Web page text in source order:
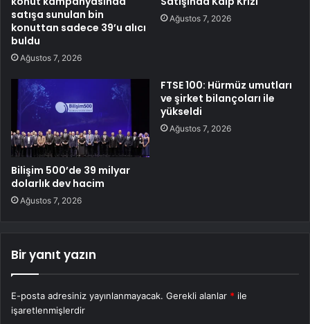
satışa sunulan bin
konuttan sadece 39’u alıcı
buldu
Ağustos 7, 2026
Ağustos 7, 2026
Bilişim 500’de 39 milyar
dolarlık dev hacim
Ağustos 7, 2026
FTSE 100: Hürmüz umutları
ve şirket bilançoları ile
yükseldi
Ağustos 7, 2026
Bir yanıt yazın
E-posta adresiniz yayınlanmayacak. Gerekli alanlar * ile
işaretlenmişlerdir